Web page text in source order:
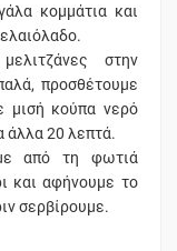
κομμάτια και
στην
προσθέτουμε
μισή κούπα νερό
άλλα 20 λεπτά.
από τη φωτιά
και αφήνουμε το
σερβίρουμε.